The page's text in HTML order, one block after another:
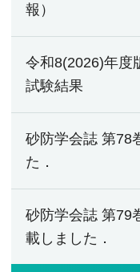
報）
令和8(2026)年
試験結果
砂防学会誌 第78
た．
砂防学会誌 第79
載しました．